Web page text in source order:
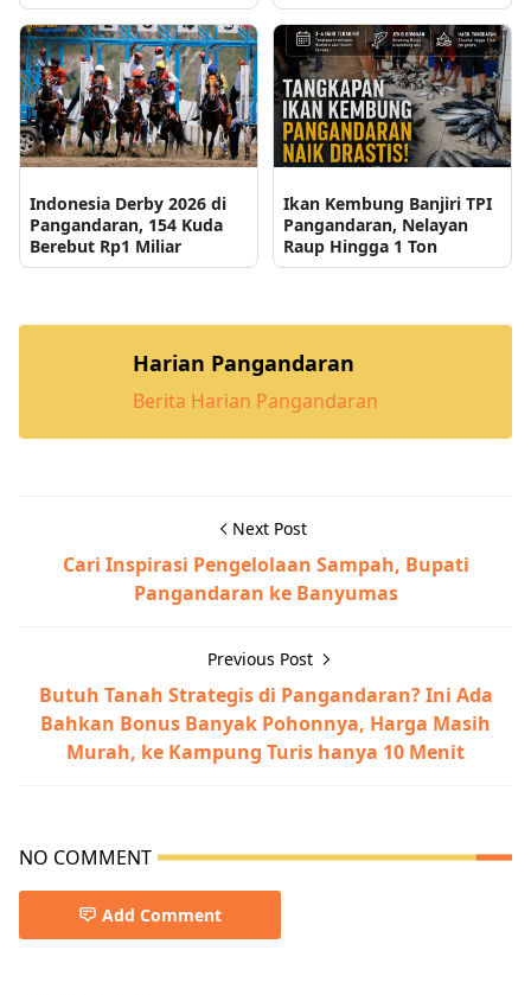
Indonesia Derby 2026 di
Pangandaran, 154 Kuda
Berebut Rp1 Miliar
Ikan Kembung Banjiri TPI
Pangandaran, Nelayan
Raup Hingga 1 Ton
Harian Pangandaran
Berita Harian Pangandaran
Next Post
Cari Inspirasi Pengelolaan Sampah, Bupati
Pangandaran ke Banyumas
Previous Post
Butuh Tanah Strategis di Pangandaran? Ini Ada
Bahkan Bonus Banyak Pohonnya, Harga Masih
Murah, ke Kampung Turis hanya 10 Menit
NO COMMENT
Add Comment